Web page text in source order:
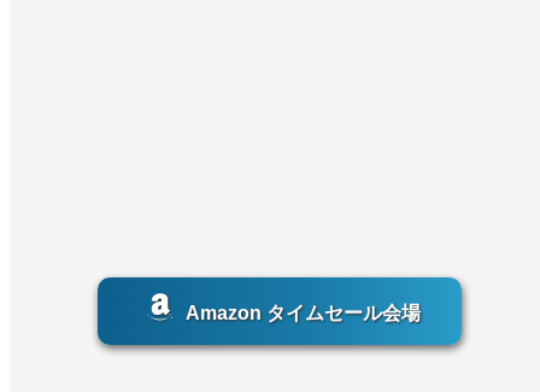
Amazon タイムセール会場